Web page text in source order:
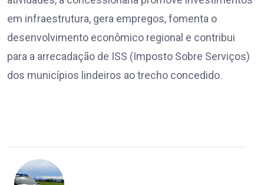
em infraestrutura, gera empregos, fomenta o
desenvolvimento econômico regional e contribui
para a arrecadação de ISS (Imposto Sobre Serviços)
dos municípios lindeiros ao trecho concedido.